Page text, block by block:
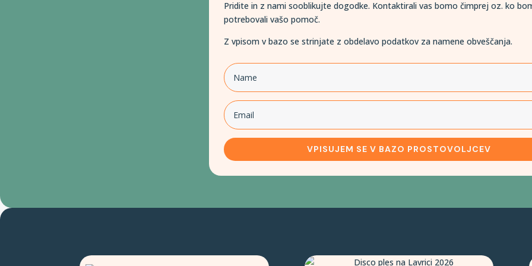
Pridite in z nami sooblikujte dogodke. Kontaktirali vas bomo čimprej oz. ko
potrebovali vašo pomoč.
Z vpisom v bazo se strinjate z obdelavo podatkov za namene obveščanja.
VPISUJEM SE V BAZO PROSTOVOLJCEV